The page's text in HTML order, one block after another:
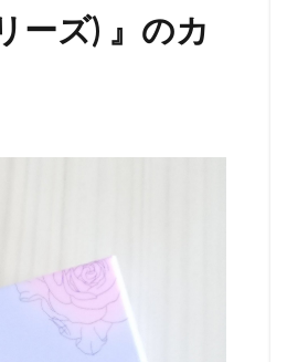
ーズ) 』のカ